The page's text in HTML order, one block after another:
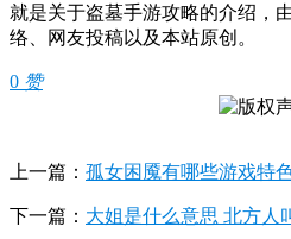
就是关于盗墓手游攻略的介绍，
络、网友投稿以及本站原创。
0 赞
上一篇： 孤女困魇有哪些游戏特
下一篇： 大姐是什么意思 北方人